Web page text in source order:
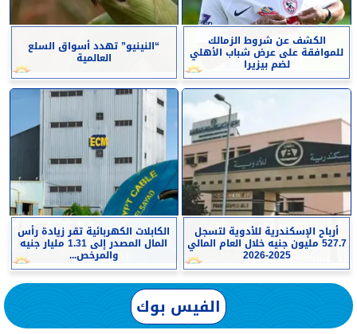
الكشف عن شروط الزمالك
للموافقة على عرض شباب الأهلي
لضم بيزيرا
“النينيو” تهدد أسواق السلع
العالمية
أرباح الإسكندرية للأدوية لتسجل
527.7 مليون جنيه خلال العام المالي
2025-2026
الكابلات الكهربائية تقر زيادة رأس
المال المصدر إلى 1.31 مليار جنيه
والمرخص...
الفيس بوك